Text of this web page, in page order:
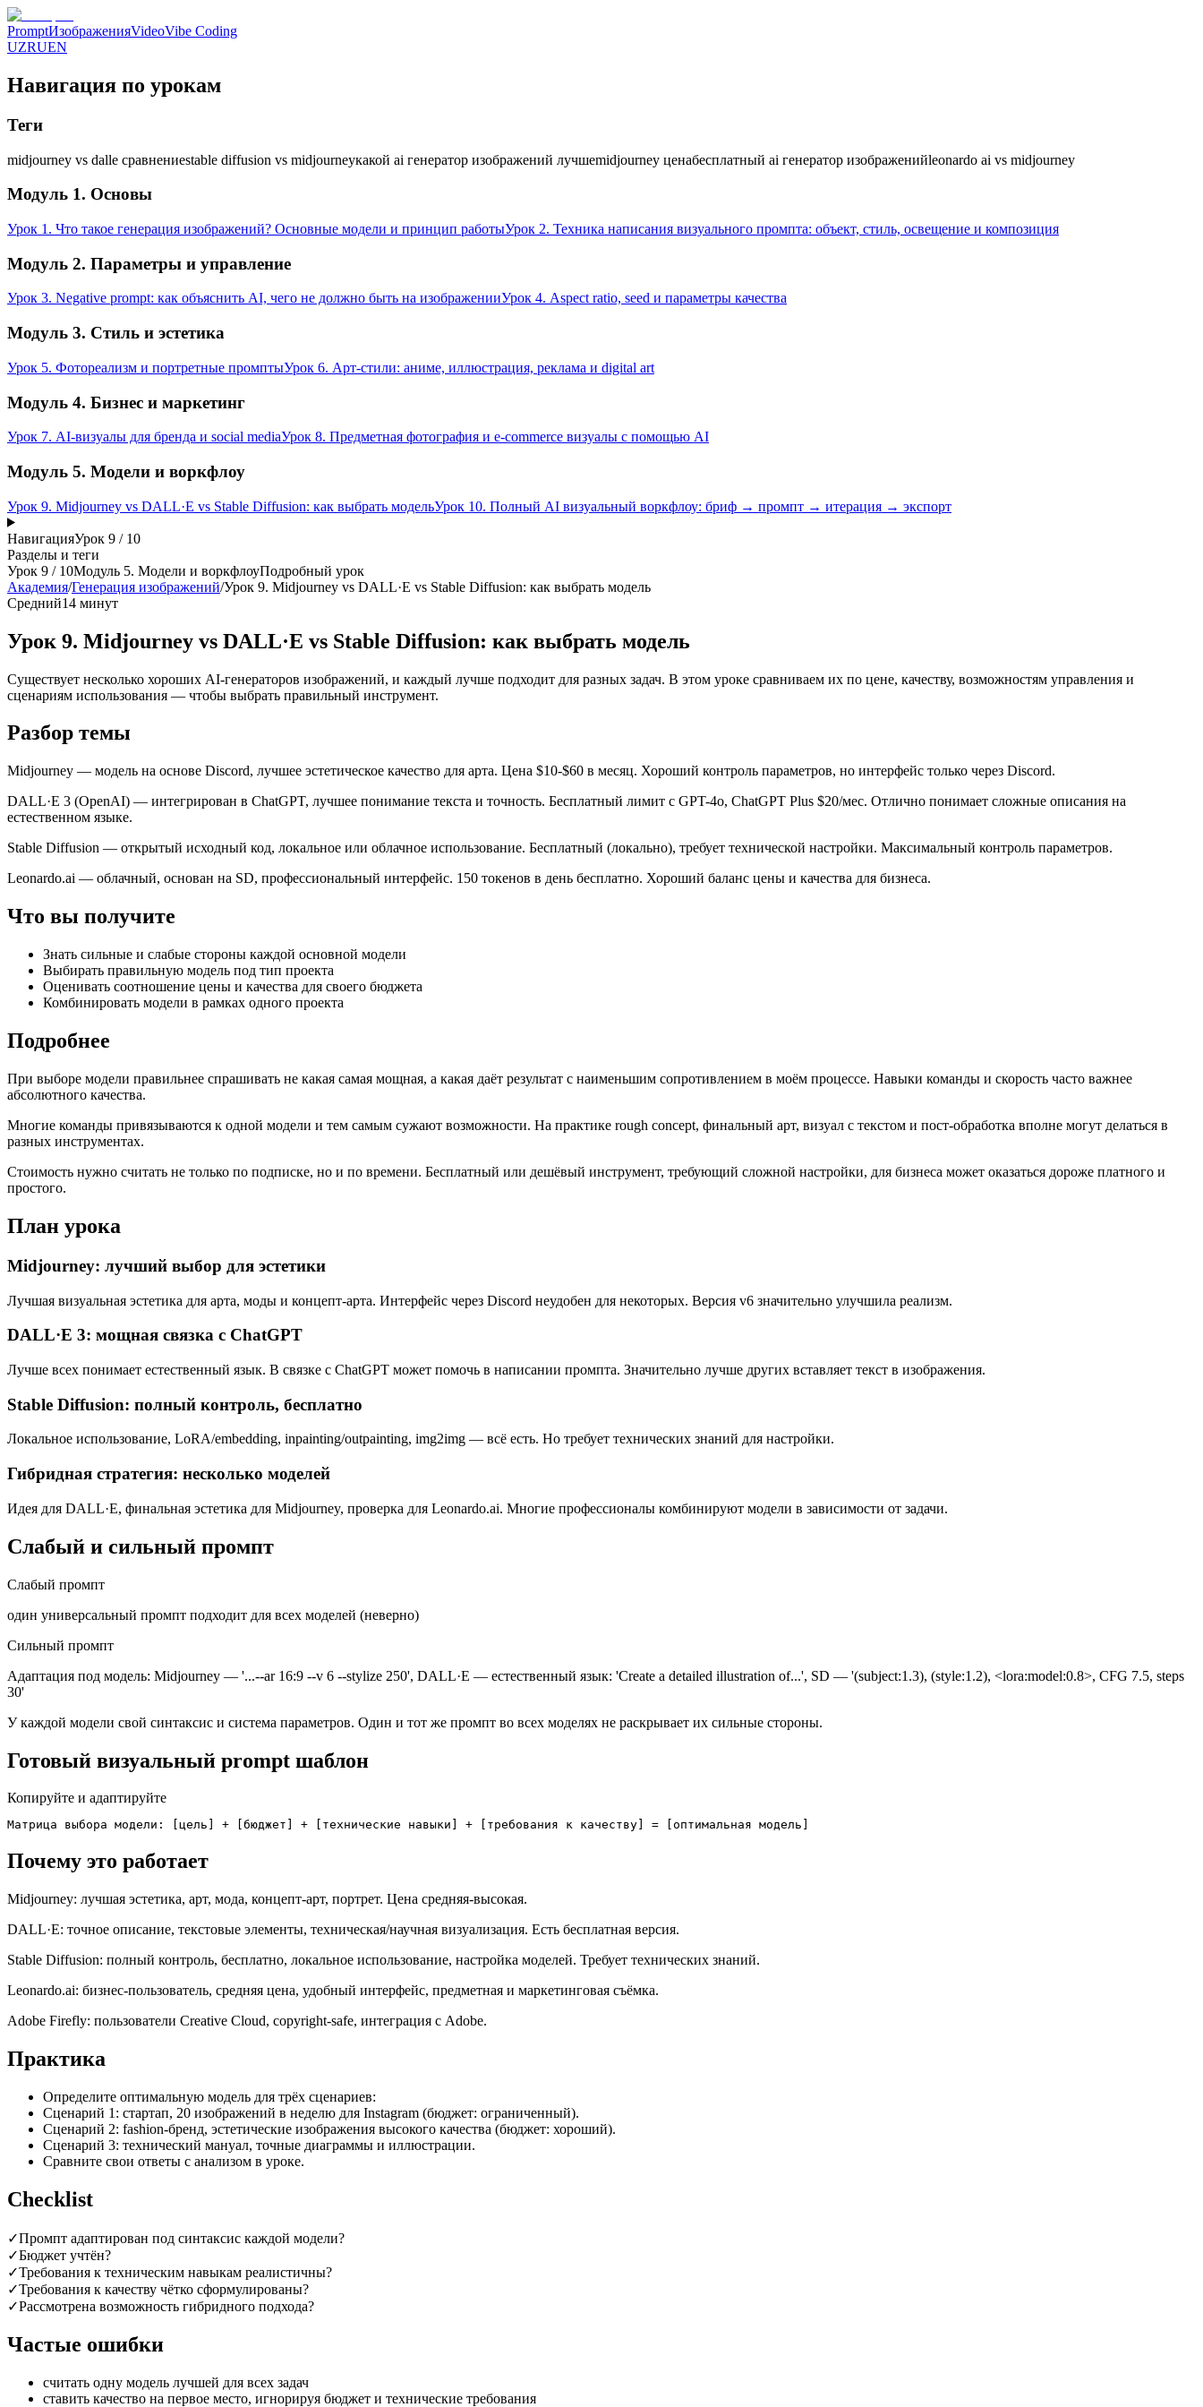
PromptИзображенияVideoVibe Coding
UZRUEN
Навигация по урокам
Теги
midjourney vs dalle сравнениеstable diffusion vs midjourneyкакой ai генератор изображений лучшеmidjourney ценабесплатный ai генератор изображенийleonardo ai vs midjourney
Модуль 1. Основы
Урок 1. Что такое генерация изображений? Основные модели и принцип работыУрок 2. Техника написания визуального промпта: объект, стиль, освещение и композиция
Модуль 2. Параметры и управление
Урок 3. Negative prompt: как объяснить AI, чего не должно быть на изображенииУрок 4. Aspect ratio, seed и параметры качества
Модуль 3. Стиль и эстетика
Урок 5. Фотореализм и портретные промптыУрок 6. Арт-стили: аниме, иллюстрация, реклама и digital art
Модуль 4. Бизнес и маркетинг
Урок 7. AI-визуалы для бренда и social mediaУрок 8. Предметная фотография и e-commerce визуалы с помощью AI
Модуль 5. Модели и воркфлоу
Урок 9. Midjourney vs DALL·E vs Stable Diffusion: как выбрать модельУрок 10. Полный AI визуальный воркфлоу: бриф → промпт → итерация → экспорт
НавигацияУрок 9 / 10
Разделы и теги
Урок 9 / 10Модуль 5. Модели и воркфлоуПодробный урок
Академия/Генерация изображений/Урок 9. Midjourney vs DALL·E vs Stable Diffusion: как выбрать модель
Средний14 минут
Урок 9. Midjourney vs DALL·E vs Stable Diffusion: как выбрать модель
Существует несколько хороших AI-генераторов изображений, и каждый лучше подходит для разных задач. В этом уроке сравниваем их по цене, качеству, возможностям управления и
сценариям использования — чтобы выбрать правильный инструмент.
Разбор темы
Midjourney — модель на основе Discord, лучшее эстетическое качество для арта. Цена $10-$60 в месяц. Хороший контроль параметров, но интерфейс только через Discord.
DALL·E 3 (OpenAI) — интегрирован в ChatGPT, лучшее понимание текста и точность. Бесплатный лимит с GPT-4o, ChatGPT Plus $20/мес. Отлично понимает сложные описания на
естественном языке.
Stable Diffusion — открытый исходный код, локальное или облачное использование. Бесплатный (локально), требует технической настройки. Максимальный контроль параметров.
Leonardo.ai — облачный, основан на SD, профессиональный интерфейс. 150 токенов в день бесплатно. Хороший баланс цены и качества для бизнеса.
Что вы получите
Знать сильные и слабые стороны каждой основной модели
Выбирать правильную модель под тип проекта
Оценивать соотношение цены и качества для своего бюджета
Комбинировать модели в рамках одного проекта
Подробнее
При выборе модели правильнее спрашивать не какая самая мощная, а какая даёт результат с наименьшим сопротивлением в моём процессе. Навыки команды и скорость часто важнее
абсолютного качества.
Многие команды привязываются к одной модели и тем самым сужают возможности. На практике rough concept, финальный арт, визуал с текстом и пост-обработка вполне могут делаться в
разных инструментах.
Стоимость нужно считать не только по подписке, но и по времени. Бесплатный или дешёвый инструмент, требующий сложной настройки, для бизнеса может оказаться дороже платного и
простого.
План урока
Midjourney: лучший выбор для эстетики
Лучшая визуальная эстетика для арта, моды и концепт-арта. Интерфейс через Discord неудобен для некоторых. Версия v6 значительно улучшила реализм.
DALL·E 3: мощная связка с ChatGPT
Лучше всех понимает естественный язык. В связке с ChatGPT может помочь в написании промпта. Значительно лучше других вставляет текст в изображения.
Stable Diffusion: полный контроль, бесплатно
Локальное использование, LoRA/embedding, inpainting/outpainting, img2img — всё есть. Но требует технических знаний для настройки.
Гибридная стратегия: несколько моделей
Идея для DALL·E, финальная эстетика для Midjourney, проверка для Leonardo.ai. Многие профессионалы комбинируют модели в зависимости от задачи.
Слабый и сильный промпт
Слабый промпт
один универсальный промпт подходит для всех моделей (неверно)
Сильный промпт
Адаптация под модель: Midjourney — '...--ar 16:9 --v 6 --stylize 250', DALL·E — естественный язык: 'Create a detailed illustration of...', SD — '(subject:1.3), (style:1.2), <lora:model:0.8>, CFG 7.5, steps
30'
У каждой модели свой синтаксис и система параметров. Один и тот же промпт во всех моделях не раскрывает их сильные стороны.
Готовый визуальный prompt шаблон
Копируйте и адаптируйте
Матрица выбора модели: [цель] + [бюджет] + [технические навыки] + [требования к качеству] = [оптимальная модель]
Почему это работает
Midjourney: лучшая эстетика, арт, мода, концепт-арт, портрет. Цена средняя-высокая.
DALL·E: точное описание, текстовые элементы, техническая/научная визуализация. Есть бесплатная версия.
Stable Diffusion: полный контроль, бесплатно, локальное использование, настройка моделей. Требует технических знаний.
Leonardo.ai: бизнес-пользователь, средняя цена, удобный интерфейс, предметная и маркетинговая съёмка.
Adobe Firefly: пользователи Creative Cloud, copyright-safe, интеграция с Adobe.
Практика
Определите оптимальную модель для трёх сценариев:
Сценарий 1: стартап, 20 изображений в неделю для Instagram (бюджет: ограниченный).
Сценарий 2: fashion-бренд, эстетические изображения высокого качества (бюджет: хороший).
Сценарий 3: технический мануал, точные диаграммы и иллюстрации.
Сравните свои ответы с анализом в уроке.
Checklist
✓Промпт адаптирован под синтаксис каждой модели?
✓Бюджет учтён?
✓Требования к техническим навыкам реалистичны?
✓Требования к качеству чётко сформулированы?
✓Рассмотрена возможность гибридного подхода?
Частые ошибки
считать одну модель лучшей для всех задач
ставить качество на первое место, игнорируя бюджет и технические требования